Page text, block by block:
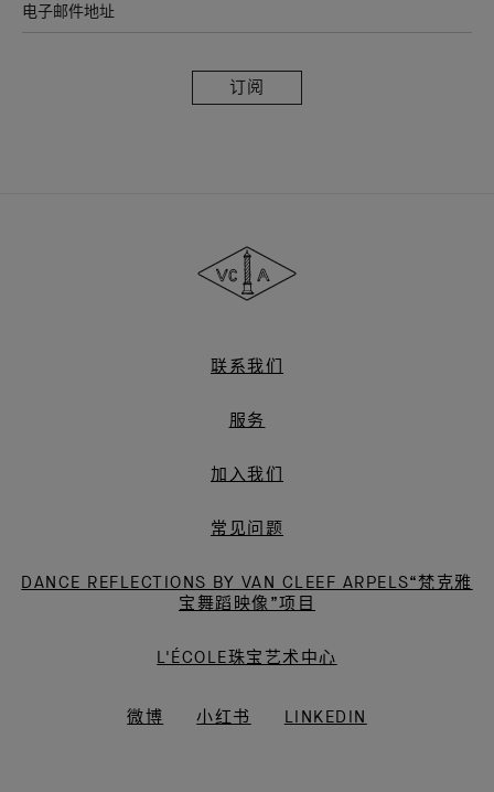
电子邮件地址
阅
&
Arpels
梵
雅
宝
联系我们
服务
加入我们
常见问题
DANCE REFLECTIONS BY VAN CLEEF ARPELS“梵克雅
宝舞蹈映像”项目
L'ÉCOLE珠宝艺术中心
微博 小红书 LINKEDIN